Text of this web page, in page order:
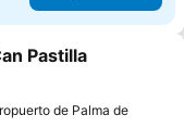
Pastilla
de Palma de